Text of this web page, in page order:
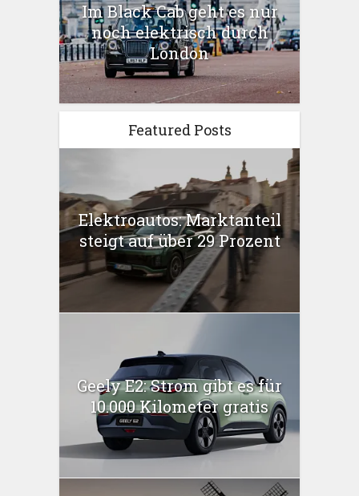
Im Black Cab geht es nur
noch elektrisch durch
London
Featured Posts
Elektroautos: Marktanteil
steigt auf über 29 Prozent
Geely E2: Strom gibt es für
10.000 Kilometer gratis